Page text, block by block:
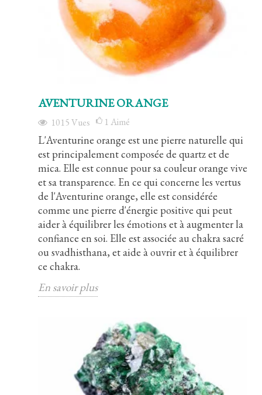
AVENTURINE ORANGE
1015Vues 1Aimé
L'Aventurine orange est une pierre naturelle qui
est principalement composée de quartz et de
mica. Elle est connue pour sa couleur orange vive
et sa transparence. En ce qui concerne les vertus
de l'Aventurine orange, elle est considérée
comme une pierre d'énergie positive qui peut
aider à équilibrer les émotions et à augmenter la
confiance en soi. Elle est associée au chakra sacré
ou svadhisthana, et aide à ouvrir et à équilibrer
ce chakra.
En savoir plus